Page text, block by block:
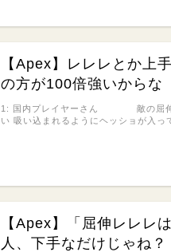
【Apex】レレレとか上
の方が100倍強いからな
1: 国内プレイヤーさん 敵の屈伸
い 吸い込まれるようにヘッショが入っ
【Apex】「屈伸レレレ
人、下手なだけじゃね